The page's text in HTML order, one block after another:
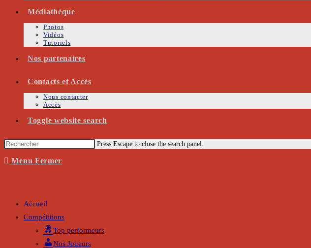
Médiathèque
Photos
Vidéos
Tutoriels
Nos partenaires
Contacts et Accès
Nous contacter
Accès
Toggle website search
Press Escape to close the search panel.
Menu Fermer
Accueil
Compétitions
Top performeurs
Nos Joueurs